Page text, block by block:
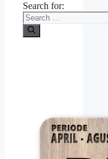
Search for: